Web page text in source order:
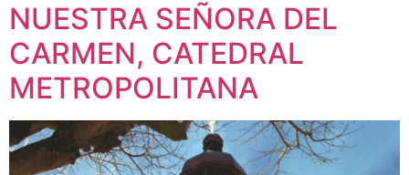
NUESTRA SEÑORA DEL
CARMEN, CATEDRAL
METROPOLITANA